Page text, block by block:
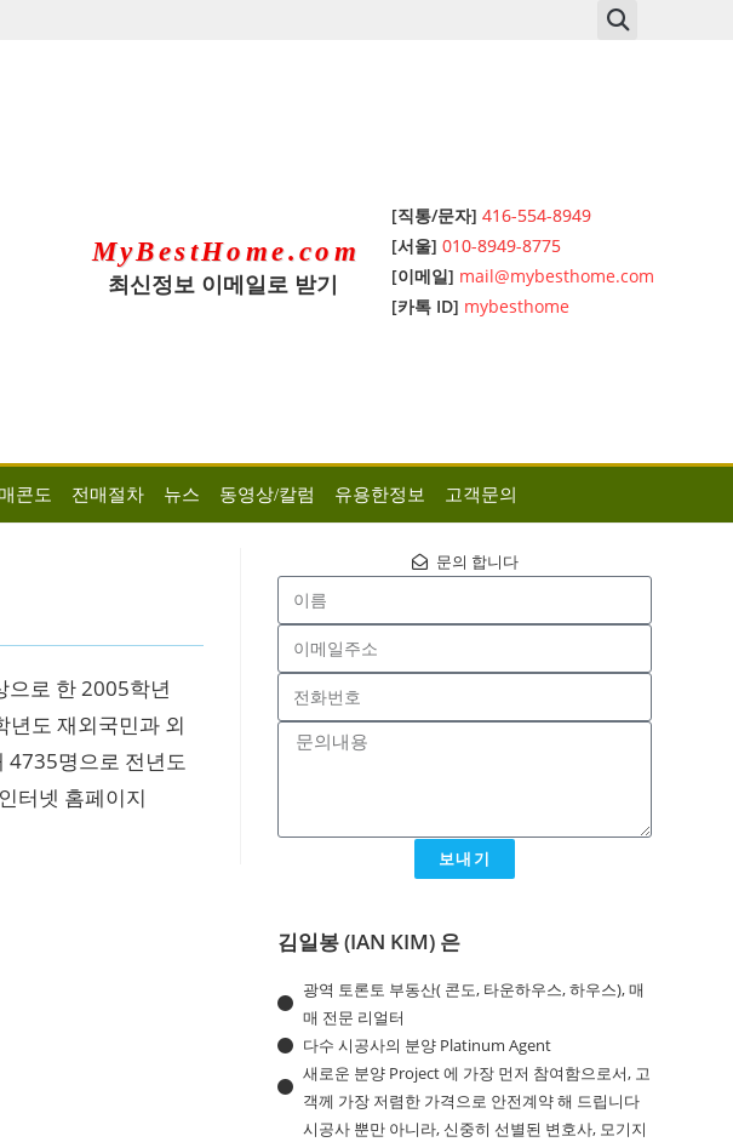
MyBestHome.com
최신정보 이메일로 받기
[직통/문자] 416-554-8949
[서울] 010-8949-8775
[이메일] mail@mybesthome.com
[카톡 ID] mybesthome
콘도 전매절차 뉴스 동영상/칼럼 유용한정보 고객문의
으로 한 2005학년
년도 재외국민과 외
4735명으로 전년도
터넷 홈페이지
문의 합니다
보내기
김일봉 (IAN KIM) 은
광역 토론토 부동산( 콘도, 타운하우스, 하우스), 매
매 전문 리얼터
다수 시공사의 분양 Platinum Agent
새로운 분양 Project 에 가장 먼저 참여함으로서, 고
객께 가장 저렴한 가격으로 안전계약 해 드립니다
시공사 뿐만 아니라, 신중히 선별된 변호사, 모기지